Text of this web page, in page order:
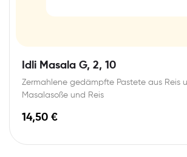
Idli Masala G, 2, 10
Zermahlene gedämpfte Pastete aus Reis
Masalasoße und Reis
14,50 €